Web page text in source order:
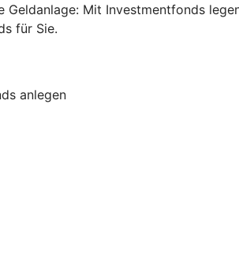
Mit Investmentfonds
für Sie.
anlegen